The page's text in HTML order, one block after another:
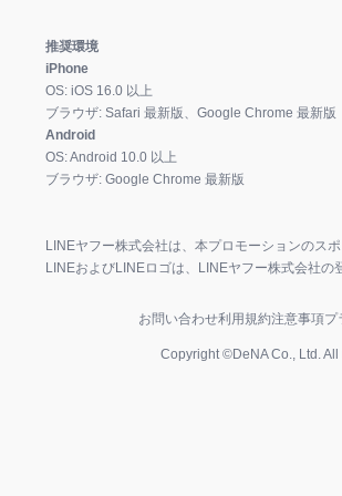
推奨環境
iPhone
OS: iOS 16.0 以上
ブラウザ: Safari 最新版、Google Chrome 最新版
Android
OS:Android 10.0 以上
ブラウザ: Google Chrome 最新版
LINEヤフー株式会社は、本プロモーションのスポ
LINEおよびLINEロゴは、LINEヤフー株式会社の
お問い合わせ利用規約注意事項プ
Copyright ©DeNA Co., Ltd.